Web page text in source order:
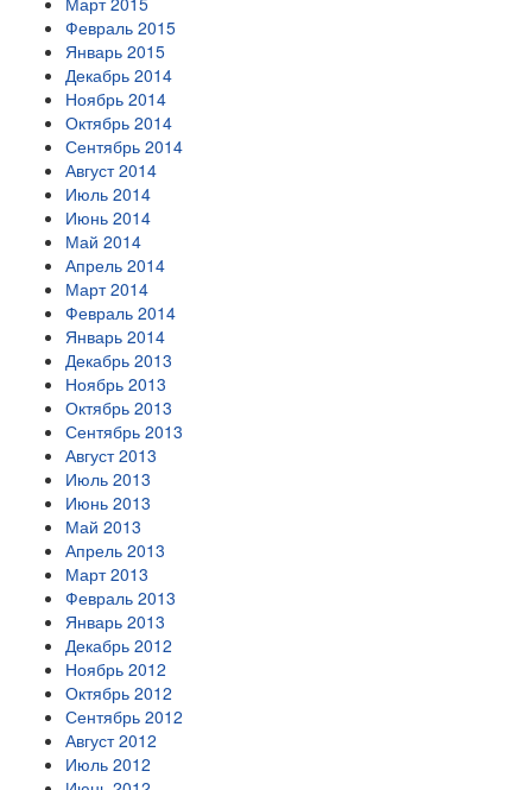
Февраль 2015
Январь 2015
Декабрь 2014
Ноябрь 2014
Октябрь 2014
Сентябрь 2014
Август 2014
Июль 2014
Июнь 2014
Май 2014
Апрель 2014
Март 2014
Февраль 2014
Январь 2014
Декабрь 2013
Ноябрь 2013
Октябрь 2013
Сентябрь 2013
Август 2013
Июль 2013
Июнь 2013
Май 2013
Апрель 2013
Март 2013
Февраль 2013
Январь 2013
Декабрь 2012
Ноябрь 2012
Октябрь 2012
Сентябрь 2012
Август 2012
Июль 2012